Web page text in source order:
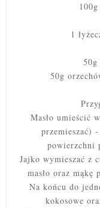
1
50g
Masło umieścić
przemieszać)
powierzchni
Jajko wymieszać z
masło oraz mąkę
Na końcu do
kokosowe